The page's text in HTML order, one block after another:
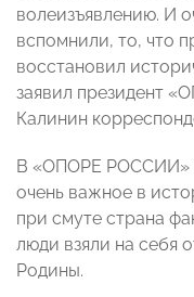
волеизъявлению. И
вспомнили, то, что
восстановил
заявил президент
Калинин
В «ОПОРЕ РОССИИ»
очень важное в
при смуте страна
люди взяли на себя
Родины.